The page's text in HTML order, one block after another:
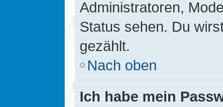
Administratoren,
Status sehen. Du
gezählt.
Nach oben
Ich habe mein